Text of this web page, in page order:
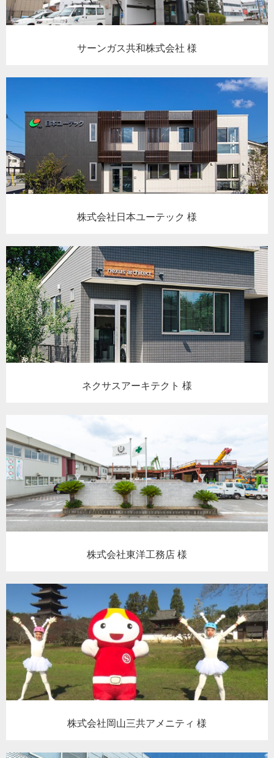
サーンガス共和株式会社 様
株式会社日本ユーテック 様
ネクサスアーキテクト 様
株式会社東洋工務店 様
株式会社岡山三共アメニティ 様